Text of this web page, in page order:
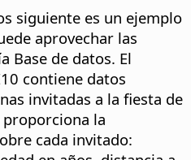
siguiente es un ejemplo
aprovechar las
Base de datos. El
contiene datos
invitadas a la fiesta de
proporciona la
cada invitado: